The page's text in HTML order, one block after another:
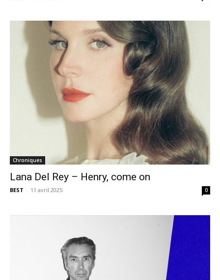
Chroniques
Lana Del Rey – Henry, come on
BEST - 11 avril 2025 0